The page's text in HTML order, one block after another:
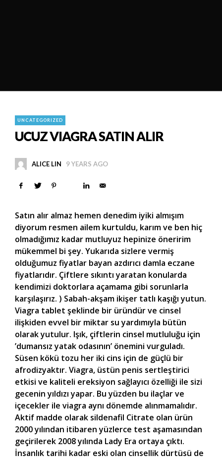
UNCATEGORIZED
UCUZ VIAGRA SATIN ALIR
ALICE LIN 9 YEARS AGO
Satın alır almaz hemen denedim iyiki almışım
diyorum resmen ailem kurtuldu, karım ve ben hiç
olmadığımız kadar mutluyuz hepinize öneririm
mükemmel bi şey. Yukarıda sizlere vermiş
olduğumuz fiyatlar bayan azdırıcı damla eczane
fiyatlarıdır. Çiftlere sıkıntı yaratan konularda
kendimizi doktorlara açamama gibi sorunlarla
karşılaşırız. ) Sabah-akşam ikişer tatlı kaşığı yutun.
Viagra tablet şeklinde bir üründür ve cinsel
ilişkiden evvel bir miktar su yardımıyla bütün
olarak yutulur. Işık, çiftlerin cinsel mutluluğu için
’dumansız yatak odasının’ önemini vurguladı.
Süsen kökü tozu her iki cins için de güçlü bir
afrodizyaktır. Viagra, üstün penis sertleştirici
etkisi ve kaliteli ereksiyon sağlayıcı özelliği ile sizi
gecenin yıldızı yapar. Bu yüzden bu ilaçlar ve
içecekler ile viagra aynı dönemde alınmamalıdır.
Aktif madde olarak sildenafil Citrate olan ürün
2000 yılından itibaren yüzlerce test aşamasından
geçirilerek 2008 yılında Lady Era ortaya çıktı.
İnsanlık tarihi kadar eski olan cinsellik dürtüsü de